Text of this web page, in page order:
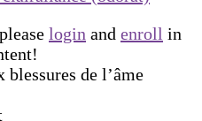
login and enroll in
de l’âme